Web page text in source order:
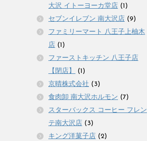
大沢 イトーヨーカ堂店 (1)
セブンイレブン 南大沢店 (9)
ファミリーマート 八王子上柚木
店 (1)
ファーストキッチン 八王子店
【閉店】
(1)
京晴株式会社 (3)
食肉卸 南大沢ホルモン (7)
スターバックス コーヒー フレン
テ南大沢店 (3)
キング洋菓子店 (2)